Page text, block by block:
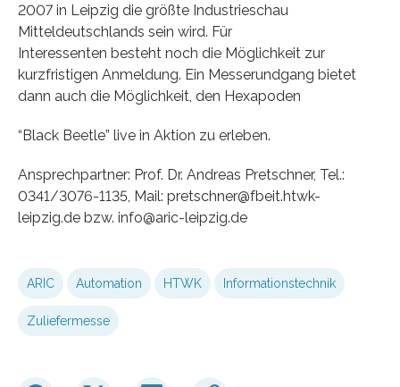
2007 in Leipzig die größte Industrieschau
Mitteldeutschlands sein wird. Für
Interessenten besteht noch die Möglichkeit zur
kurzfristigen Anmeldung. Ein Messerundgang bietet
dann auch die Möglichkeit, den Hexapoden
“Black Beetle” live in Aktion zu erleben.
Ansprechpartner: Prof. Dr. Andreas Pretschner, Tel.:
0341/3076-1135, Mail: pretschner@fbeit.htwk-
leipzig.de bzw. info@aric-leipzig.de
ARIC Automation HTWK Informationstechnik
Zuliefermesse